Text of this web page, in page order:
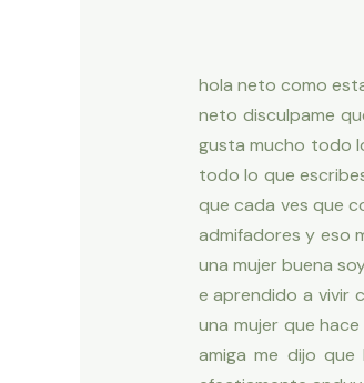
hola neto como
neto disculpame
gusta mucho todo
todo lo que
que cada ves que
admifadores y eso
una mujer buena
e aprendido a vivir
una mujer que
amiga me dijo